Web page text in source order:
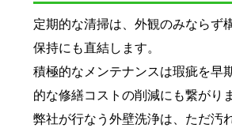
定期的な清掃は、外観のみならず
保持にも直結します。
積極的なメンテナンスは瑕疵を早
的な修繕コストの削減にも繋がりま
弊社が行なう外壁洗浄は、ただ汚